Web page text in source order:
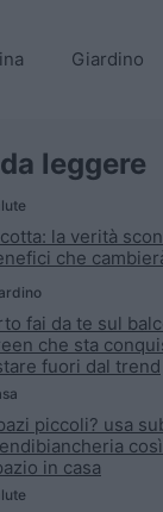
Giardino
leggere
la verità
che
fai da te sul
che sta
fuori dal trend
piccoli? usa
in casa